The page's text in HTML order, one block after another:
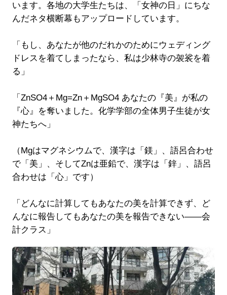
います。各地の大学生たちは、「女神の日」にちな
んだネタ横断幕もアップロードしています。
「もし、あなたが他のだれかのためにウェディング
ドレスを着てしまったなら、私は少林寺の袈裟を着
る」
「ZnSO4＋Mg=Zn＋MgSO4 あなたの『美』が私の
『心』を奪いました。化学学部の全体男子生徒が女
神たちへ」
（Mgはマグネシウムで、漢字は「鎂」、語呂合わせ
で「美」、そしてZnは亜鉛で、漢字は「鋅」、語呂
合わせは「心」です）
「どんなに計算してもあなたの美を計算できず、ど
んなに報告してもあなたの美を報告できない――会
計クラス」